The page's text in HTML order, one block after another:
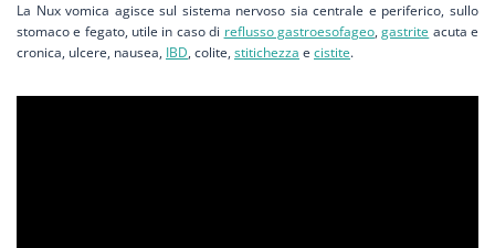
La Nux vomica agisce sul sistema nervoso sia centrale e periferico, sullo
stomaco e fegato, utile in caso di reflusso gastroesofageo,gastrite acuta e
cronica, ulcere, nausea, IBD, colite, stitichezza e cistite.